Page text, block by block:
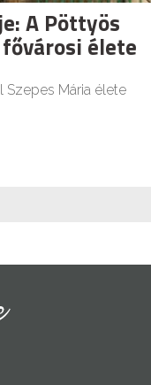
A Pöttyös
élete
Szepes Mária élete